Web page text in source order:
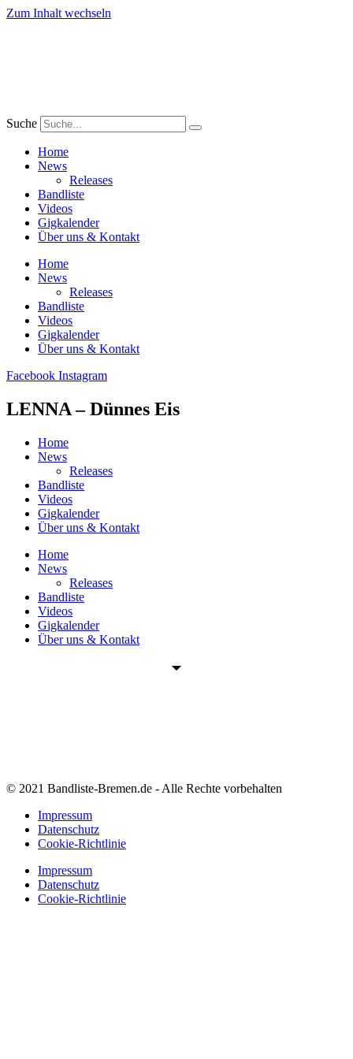
Zum Inhalt wechseln
Suche
Home
News
Releases
Bandliste
Videos
Gigkalender
Über uns & Kontakt
Home
News
Releases
Bandliste
Videos
Gigkalender
Über uns & Kontakt
Facebook Instagram
LENNA – Dünnes Eis
Home
News
Releases
Bandliste
Videos
Gigkalender
Über uns & Kontakt
Home
News
Releases
Bandliste
Videos
Gigkalender
Über uns & Kontakt
© 2021 Bandliste-Bremen.de - Alle Rechte vorbehalten
Impressum
Datenschutz
Cookie-Richtlinie
Impressum
Datenschutz
Cookie-Richtlinie